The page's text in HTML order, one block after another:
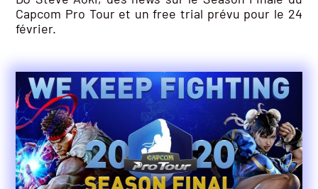
Capcom Pro Tour et un free trial prévu pour le 24
février.